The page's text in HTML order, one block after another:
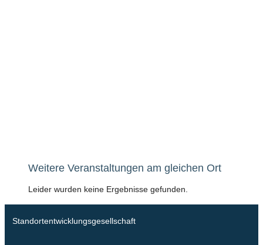
Weitere Veranstaltungen am gleichen Ort
Leider wurden keine Ergebnisse gefunden.
Standortentwicklungsgesellschaft